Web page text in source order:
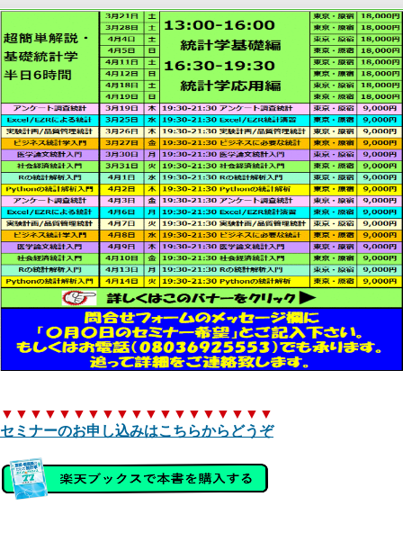
▼▼▼▼▼▼▼▼▼▼▼▼▼▼▼▼▼▼▼
セミナーのお申し込みはこちらからどうぞ